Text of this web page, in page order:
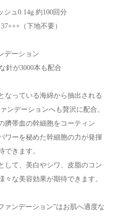
シュ0.14g 約100回分
（下地不要）
デーション
針が3000本も配合
なっている海綿から抽出される
ンデーションへも贅沢に配合。
臍帯血の幹細胞をコーティン
ワーを秘めた幹細胞の力が発揮
できます。
して、美白やシワ、皮脂のコン
々な美容効果が期待できます。
ァンデーション”はお肌へ適度な